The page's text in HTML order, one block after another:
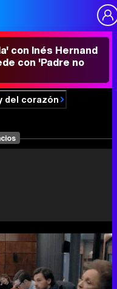
con Inés Hernand
con 'Padre no
del corazón